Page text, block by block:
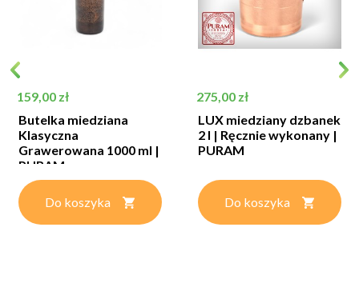
Cena
159,00 zł
Butelka miedziana
Klasyczna
Grawerowana 1000 ml |
PURAM
Do koszyka
Cena
275,00 zł
LUX miedziany dzbanek
2 l | Ręcznie wykonany |
PURAM
Do koszyka